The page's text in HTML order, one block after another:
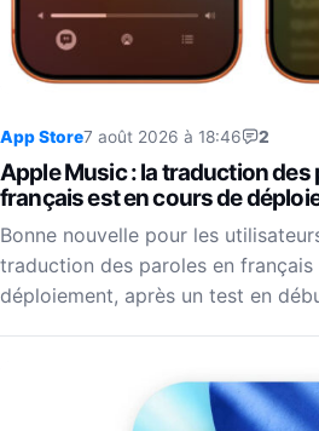
App Store7 août 2026 à 18:46 2
Apple Music : la traduction des
français est en cours de
Bonne nouvelle pour les
traduction des paroles en
déploiement, après un test en